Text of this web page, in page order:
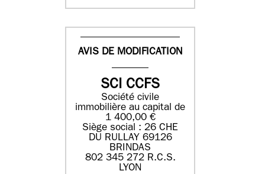
AVIS DE MODIFICATION
SCI CCFS
Société civile
immobilière au capital de
1 400,00 €
Siège social : 26 CHE
DU RULLAY 69126
BRINDAS
802 345 272 R.C.S.
LYON